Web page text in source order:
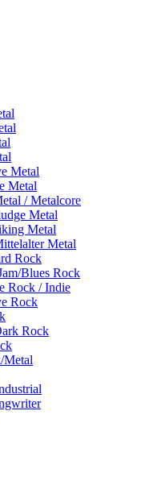
Metal
Metal
/ Metalcore
Metal
Metal
Metal
Rock
Blues Rock
Rock / Indie
Rock
Rock
Metal